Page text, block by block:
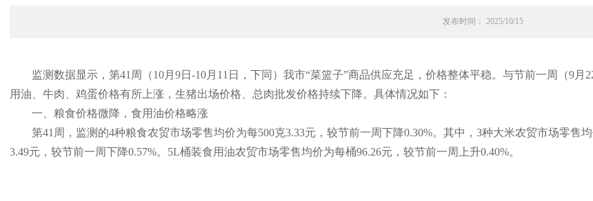
发布时间： 2025/10/15
监测数据显示，第41周（10月9日-10月11日，下同）我市“菜篮子”商品供应充足，价格整体平稳。与节前一周（9月
用油、牛肉、鸡蛋价格有所上涨，生猪出场价格、总肉批发价格持续下降。具体情况如下：
一、粮食价格微降，食用油价格略涨
第41周，监测的4种粮食农贸市场零售均价为每500克3.33元，较节前一周下降0.30%。其中，3种大米农贸市场零售
3.49元，较节前一周下降0.57%。5L桶装食用油农贸市场零售均价为每桶96.26元，较节前一周上升0.40%。